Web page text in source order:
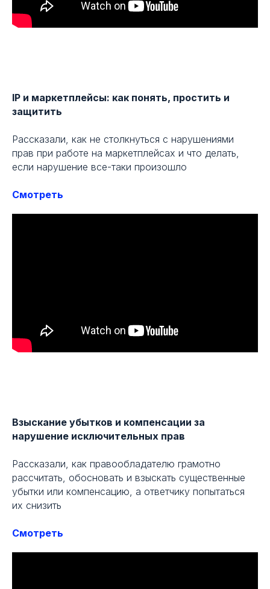
IP и маркетплейсы: как понять, простить и
защитить
Рассказали, как не столкнуться с нарушениями
прав при работе на маркетплейсах и что делать,
если нарушение все-таки произошло
Смотреть
Взыскание убытков и компенсации за
нарушение исключительных прав
Рассказали, как правообладателю грамотно
рассчитать, обосновать и взыскать существенные
убытки или компенсацию, а ответчику попытаться
их снизить
Смотреть